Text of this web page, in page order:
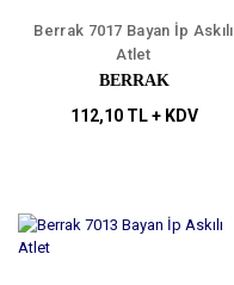
Berrak 7017 Bayan İp Askılı
Atlet
BERRAK
112,10 TL + KDV